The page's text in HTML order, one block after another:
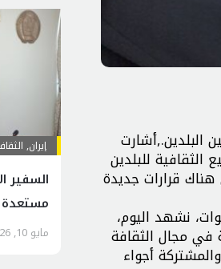
البلدين.,أشارت
للبلدين
قرارات جديدة
نشهد اليوم،
في مجال الثقافة
أجواء
إيران,
السفير
مستعدة
مايو 10, 2026